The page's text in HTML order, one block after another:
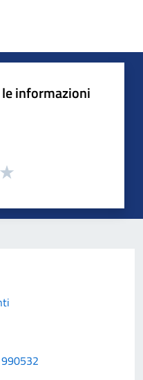
informazioni